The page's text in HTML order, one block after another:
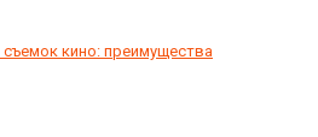
кино: преимущества